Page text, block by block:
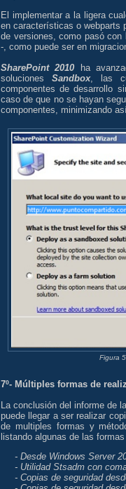
El implementar a la ligera
en características o webparts
de versiones, como pasó
-, como puede ser en
SharePoint 2010 ha
soluciones Sandbox, las
componentes de desarrollo
caso de que no se hayan
componentes, minimizando
Figura
7º- Múltiples formas de
La conclusión del informe de
puede llegar a ser realizar
de multiples formas y
listando algunas de las
- Desde Windows Server
- Utilidad Stsadm con
- Copias de seguridad